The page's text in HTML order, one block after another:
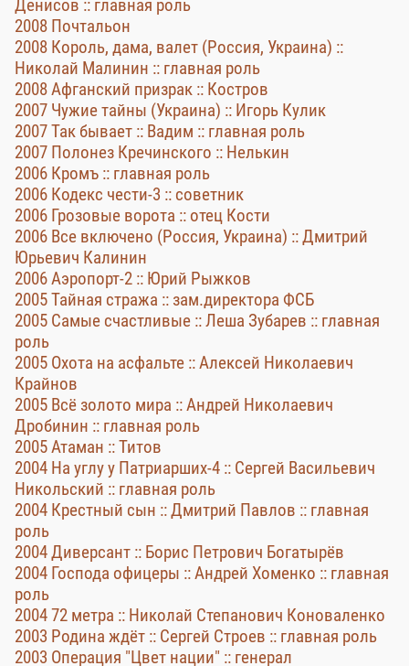
Денисов :: главная роль
2008 Почтальон
2008 Король, дама, валет (Россия, Украина) ::
Николай Малинин :: главная роль
2008 Афганский призрак :: Костров
2007 Чужие тайны (Украина) :: Игорь Кулик
2007 Так бывает :: Вадим :: главная роль
2007 Полонез Кречинского :: Нелькин
2006 Кромъ :: главная роль
2006 Кодекс чести-3 :: советник
2006 Грозовые ворота :: отец Кости
2006 Все включено (Россия, Украина) :: Дмитрий
Юрьевич Калинин
2006 Аэропорт-2 :: Юрий Рыжков
2005 Тайная стража :: зам.директора ФСБ
2005 Самые счастливые :: Леша Зубарев :: главная
роль
2005 Охота на асфальте :: Алексей Николаевич
Крайнов
2005 Всё золото мира :: Андрей Николаевич
Дробинин :: главная роль
2005 Атаман :: Титов
2004 На углу у Патриарших-4 :: Сергей Васильевич
Никольский :: главная роль
2004 Крестный сын :: Дмитрий Павлов :: главная
роль
2004 Диверсант :: Борис Петрович Богатырёв
2004 Господа офицеры :: Андрей Хоменко :: главная
роль
2004 72 метра :: Николай Степанович Коноваленко
2003 Родина ждёт :: Сергей Строев :: главная роль
2003 Операция "Цвет нации" :: генерал